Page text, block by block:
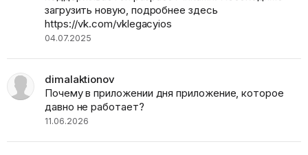
загрузить новую, подробнее здесь
https://vk.com/vklegacyios
04.07.2025
dimalaktionov
Почему в приложении дня приложение, которое
давно не работает?
11.06.2026